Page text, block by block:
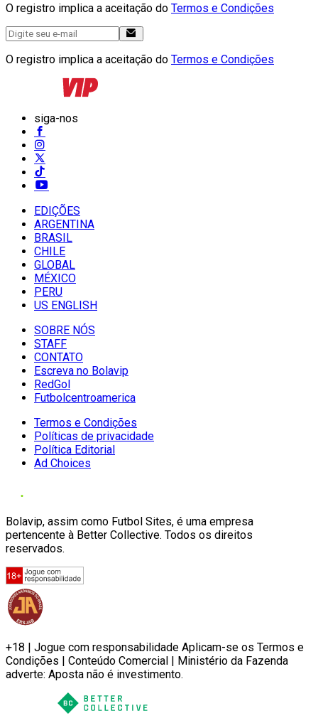
O registro implica a aceitação do Termos e Condições
O registro implica a aceitação do Termos e Condições
siga-nos
EDIÇÕES
ARGENTINA
BRASIL
CHILE
GLOBAL
MÉXICO
PERU
US ENGLISH
SOBRE NÓS
STAFF
CONTATO
Escreva no Bolavip
RedGol
Futbolcentroamerica
Termos e Condições
Políticas de privacidade
Política Editorial
Ad Choices
Bolavip, assim como Futbol Sites, é uma empresa
pertencente à Better Collective. Todos os direitos
reservados.
+18 | Jogue com responsabilidade Aplicam-se os Termos e
Condições | Conteúdo Comercial | Ministério da Fazenda
adverte: Aposta não é investimento.